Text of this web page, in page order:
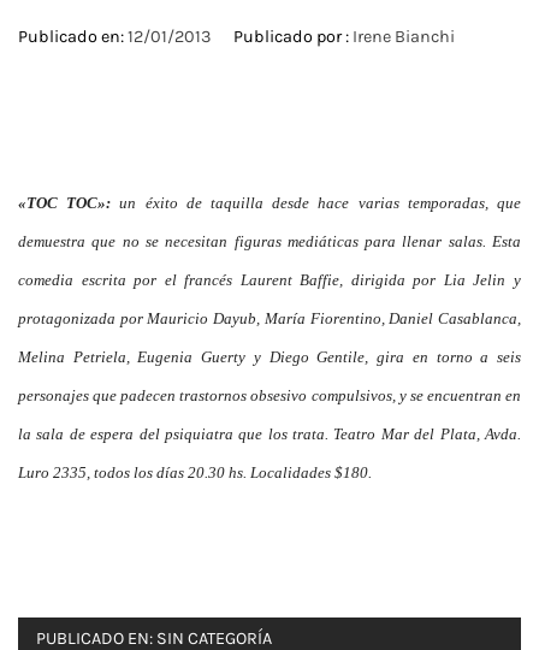
Publicado en:12/01/2013 Publicado por : Irene Bianchi
«TOC TOC»: un éxito de taquilla desde hace varias temporadas, que
demuestra que no se necesitan figuras mediáticas para llenar salas. Esta
comedia escrita por el francés Laurent Baffie, dirigida por Lia Jelin y
protagonizada por Mauricio Dayub, María Fiorentino, Daniel Casablanca,
Melina Petriela, Eugenia Guerty y Diego Gentile, gira en torno a seis
personajes que padecen trastornos obsesivo compulsivos, y se encuentran en
la sala de espera del psiquiatra que los trata. Teatro Mar del Plata, Avda.
Luro 2335, todos los días 20.30 hs. Localidades $180.
PUBLICADO EN: SIN CATEGORÍA